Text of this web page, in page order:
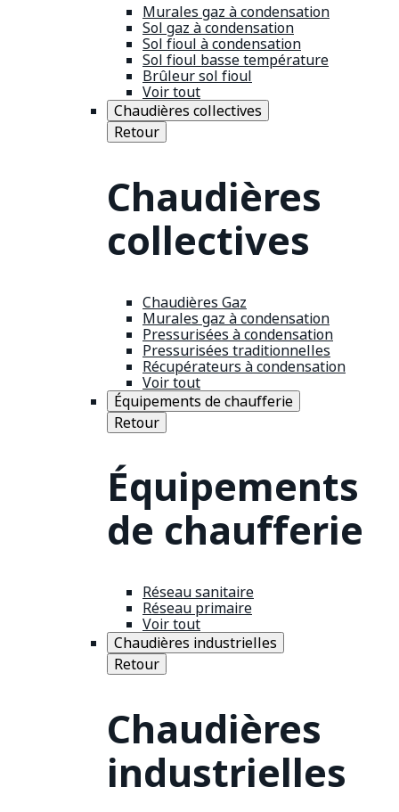
Murales gaz à condensation
Sol gaz à condensation
Sol fioul à condensation
Sol fioul basse température
Brûleur sol fioul
Voir tout
Chaudières collectives
Retour
Chaudières
collectives
Chaudières Gaz
Murales gaz à condensation
Pressurisées à condensation
Pressurisées traditionnelles
Récupérateurs à condensation
Voir tout
Équipements de chaufferie
Retour
Équipements
de chaufferie
Réseau sanitaire
Réseau primaire
Voir tout
Chaudières industrielles
Retour
Chaudières
industrielles